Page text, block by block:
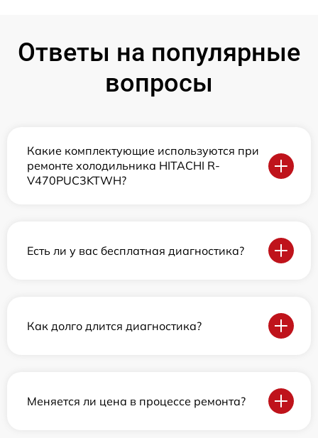
Ответы на популярные
вопросы
Какие комплектующие используются при
ремонте холодильника HITACHI R-
V470PUC3KTWH?
Есть ли у вас бесплатная диагностика?
Как долго длится диагностика?
Меняется ли цена в процессе ремонта?